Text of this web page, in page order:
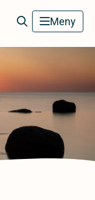
Meny